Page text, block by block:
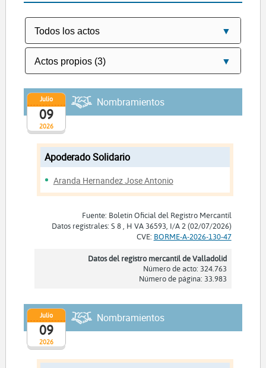
2026
Julio
09
Nombramientos
Apoderado Solidario
Aranda Hernandez Jose Antonio
Fuente: Boletín Oficial del Registro Mercantil
Datos registrales: S 8 , H VA 36593, I/A 2 (02/07/2026)
CVE: BORME-A-2026-130-47
Datos del registro mercantil de Valladolid
Número de acto: 324.763
Número de página: 33.983
2026
Julio
09
Nombramientos